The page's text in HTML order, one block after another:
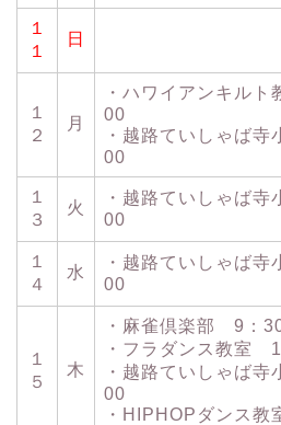
１
１
日
１
２
月
・ハワイアンキル
00
・越路ていしゃば
00
１
３
火
・越路ていしゃば
00
１
４
水
・越路ていしゃば
00
１
５
木
・麻雀倶楽部 9：
・フラダンス教室
・越路ていしゃば
00
・HIPHOPダンス